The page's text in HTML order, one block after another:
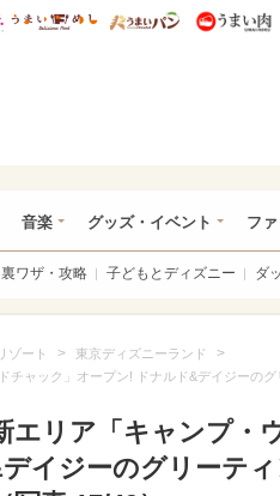
総研 ディズニー特集
mimot. うまいめし うまいパン
音楽 グッズ・イベント フ
裏ワザ・攻略 子どもとディズニー ダ
ゾート > 東京ディズニーランド >
チャック」オープン! ドナルド&デイジーの
エリア「キャンプ・
イジーのグリーテ